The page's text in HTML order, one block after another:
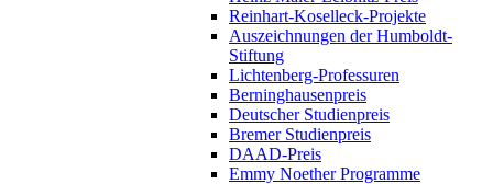
Reinhart-Koselleck-Projekte
Auszeichnungen der Humboldt-
Stiftung
Lichtenberg-Professuren
Berninghausenpreis
Deutscher Studienpreis
Bremer Studienpreis
DAAD-Preis
Emmy Noether Programme